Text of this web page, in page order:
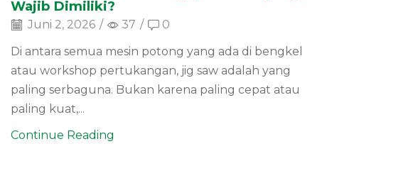
Wajib Dimiliki?
Juni 2, 2026 / 37 /
0
Di antara semua mesin potong yang ada di bengkel
atau workshop pertukangan, jig saw adalah yang
paling serbaguna. Bukan karena paling cepat atau
paling kuat,...
Continue Reading